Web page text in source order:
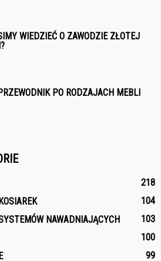
WIEDZIEĆ O ZAWODZIE ZŁOTEJ
PO RODZAJACH MEBLI
218
104
NAWADNIAJĄCYCH
103
100
99